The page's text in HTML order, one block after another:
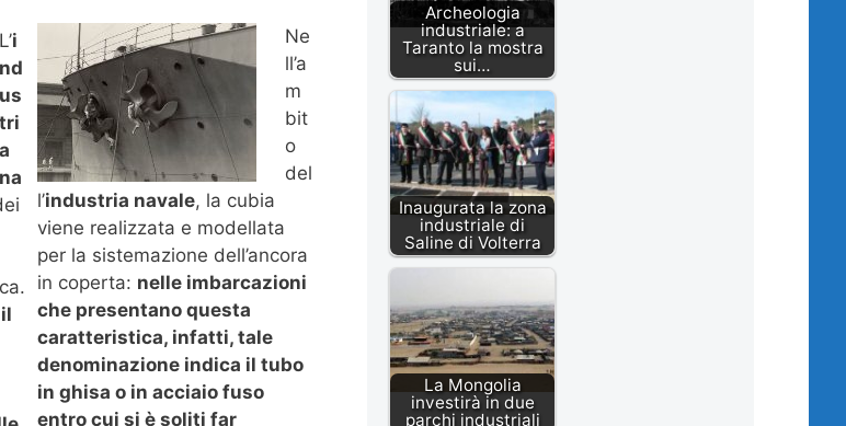
L’i
nd
us
tri
a
na
Ne
ll’a
m
bit
o
del
l’industria navale, la cubia
viene realizzata e modellata
per la sistemazione dell’ancora
in coperta: nelle imbarcazioni
che presentano questa
caratteristica, infatti, tale
denominazione indica il tubo
in ghisa o in acciaio fuso
entro cui si è soliti far
Archeologia
industriale: a
Taranto la mostra
sui…
Inaugurata la zona
industriale di
Saline di Volterra
La Mongolia
investirà in due
parchi industriali